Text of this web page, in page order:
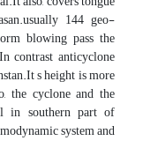
144 geo-
blowing pass the
contrast anticyclone
s height is more
the cyclone and the
in southern part of
system and